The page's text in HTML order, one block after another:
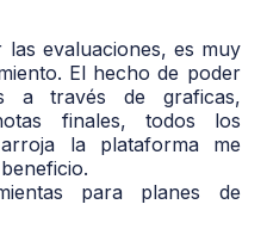
las evaluaciones, es muy
El hecho de poder
a través de graficas,
finales, todos los
la plataforma me
para planes de